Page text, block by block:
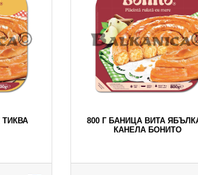
ТИКВА
800 Г БАНИЦА ВИТА
КАНЕЛА БОНИТО